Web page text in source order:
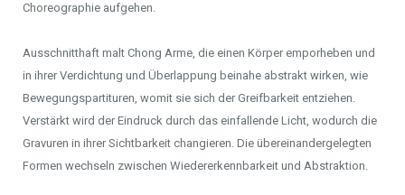
Choreographie aufgehen.
Ausschnitthaft malt Chong Arme, die einen Körper emporheben und
in ihrer Verdichtung und Überlappung beinahe abstrakt wirken, wie
Bewegungspartituren, womit sie sich der Greifbarkeit entziehen.
Verstärkt wird der Eindruck durch das einfallende Licht, wodurch die
Gravuren in ihrer Sichtbarkeit changieren. Die übereinandergelegten
Formen wechseln zwischen Wiedererkennbarkeit und Abstraktion.